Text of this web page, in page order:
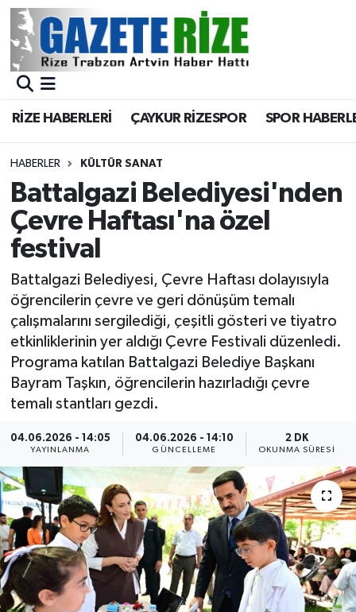
RİZE HABERLERİ ÇAYKUR RİZESPOR SPOR
HABERLER KÜLTÜR SANAT
Battalgazi Belediyesi'nden
Çevre Haftası'na özel
festival
Battalgazi Belediyesi, Çevre Haftası dolayısıyla
öğrencilerin çevre ve geri dönüşüm temalı
çalışmalarını sergilediği, çeşitli gösteri ve tiyatro
etkinliklerinin yer aldığı Çevre Festivali düzenledi.
Programa katılan Battalgazi Belediye Başkanı
Bayram Taşkın, öğrencilerin hazırladığı çevre
temalı stantları gezdi.
04.06.2026 - 14:05
YAYINLANMA
04.06.2026 - 14:10
GÜNCELLEME
2 DK
OKUNMA SÜRESI
BÖLGEMİZ
Asayiş
Rize Jandarma Komutanlığı
Bilim Teknoloji
Advertising news
Canlı Maç
ÇEVRE
Dünya
EĞİTİM
EKONOMİ
English News
Merkez Nöbetçi Eczaneler
Merkez Trafik Yoğunluk Haritası
Süper Lig Puan Durumu ve Fikstür
Tüm Manşetler
Haber Arşivi